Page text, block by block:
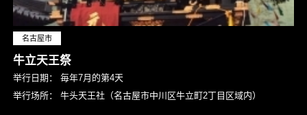
名古屋市
牛立天王祭
举行日期： 毎年7月的第4天
举行场所： 牛头天王社（名古屋市中川区牛立町2丁目区域内）